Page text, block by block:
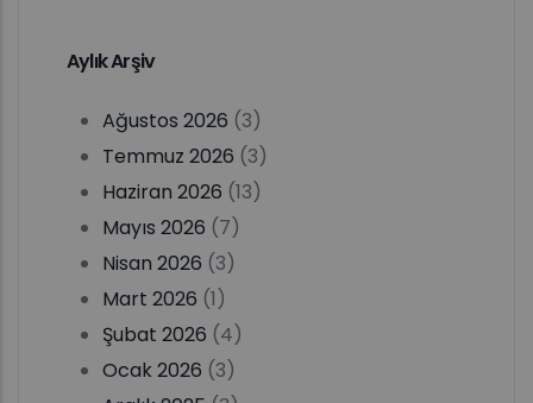
Aylık Arşiv
Ağustos 2026 (3)
Temmuz 2026 (3)
Haziran 2026 (13)
Mayıs 2026 (7)
Nisan 2026 (3)
Mart 2026 (1)
Şubat 2026 (4)
Ocak 2026 (3)